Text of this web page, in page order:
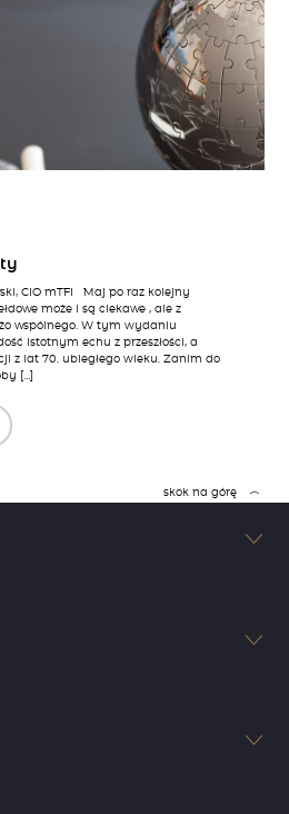
CIO mTFI Maj po raz kolejny
może i są ciekawe , ale z
wspólnego. W tym wydaniu
istotnym echu z przeszłości, a
z lat 70. ubiegłego wieku. Zanim do
[…]
skok na górę
i artykułom naszych ekspertów.
ekspertów i zapoznaj się z